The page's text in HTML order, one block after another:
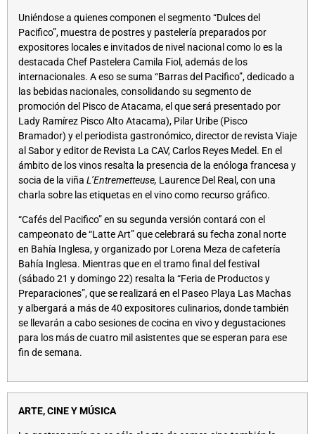
Uniéndose a quienes componen el segmento “Dulces del
Pacifico”, muestra de postres y pastelería preparados por
expositores locales e invitados de nivel nacional como lo es la
destacada Chef Pastelera Camila Fiol, además de los
internacionales. A eso se suma “Barras del Pacifico”, dedicado a
las bebidas nacionales, consolidando su segmento de
promoción del Pisco de Atacama, el que será presentado por
Lady Ramírez Pisco Alto Atacama), Pilar Uribe (Pisco
Bramador) y el periodista gastronómico, director de revista Viaje
al Sabor y editor de Revista La CAV, Carlos Reyes Medel. En el
ámbito de los vinos resalta la presencia de la enóloga francesa y
socia de la viña L’Entremetteuse, Laurence Del Real, con una
charla sobre las etiquetas en el vino como recurso gráfico.
“Cafés del Pacifico” en su segunda versión contará con el
campeonato de “Latte Art” que celebrará su fecha zonal norte
en Bahía Inglesa, y organizado por Lorena Meza de cafetería
Bahía Inglesa. Mientras que en el tramo final del festival
(sábado 21 y domingo 22) resalta la “Feria de Productos y
Preparaciones”, que se realizará en el Paseo Playa Las Machas
y albergará a más de 40 expositores culinarios, donde también
se llevarán a cabo sesiones de cocina en vivo y degustaciones
para los más de cuatro mil asistentes que se esperan para ese
fin de semana.
ARTE, CINE Y MÚSICA